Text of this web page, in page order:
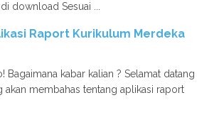
download Sesuai ...
Raport Kurikulum Merdeka
Bagaimana kabar kalian ? Selamat datang
akan membahas tentang aplikasi raport